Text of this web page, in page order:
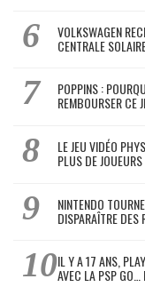
VOLKSWAGEN
CENTRALE
POPPINS :
REMBOURSER CE
LE JEU VIDÉO
PLUS DE
NINTENDO
DISPARAÎTRE DES
IL Y A 17 ANS,
AVEC LA PSP GO…